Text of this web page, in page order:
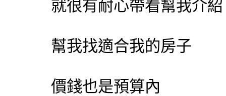
就很有耐心帶看幫我介紹
幫我找適合我的房子
價錢也是預算內